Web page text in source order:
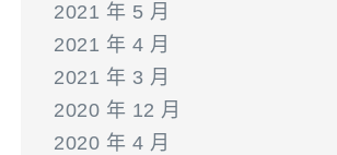
2021 年 5 月
2021 年 4 月
2021 年 3 月
2020 年 12 月
2020 年 4 月